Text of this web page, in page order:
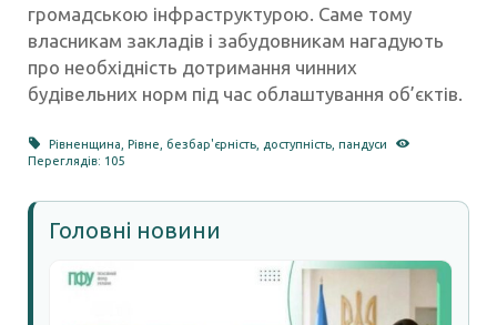
громадською інфраструктурою. Саме тому
власникам закладів і забудовникам нагадують
про необхідність дотримання чинних
будівельних норм під час облаштування об’єктів.
Рівненщина ,Рівне ,безбар'єрність доступність ,пандуси
Переглядів: 105
Головні новини